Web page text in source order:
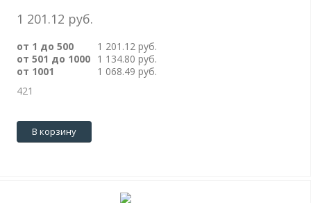
1 201.12 руб.
от 1 до 500
1 201.12 руб.
от 501 до 1000 1 134.80 руб.
от 1001
1 068.49 руб.
421
В корзину